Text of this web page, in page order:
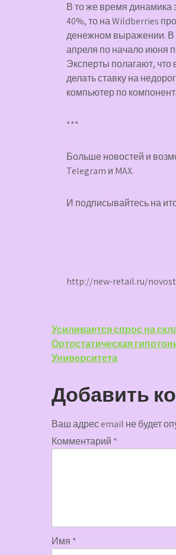
В то же время динамика
40%, то на Wildberries
денежном выражении. В
апреля по начало июня
Эксперты полагают,
делать ставку на
компьютер по
***
Больше новостей и
Telegram и MAX.
И подписывайтесьна
http://new-retail.ru/
Навигация
по
Усиливается спрос на
Ортостатическая
Университета
Добавить
Ваш адрес email не будет
Комментарий *
Имя *